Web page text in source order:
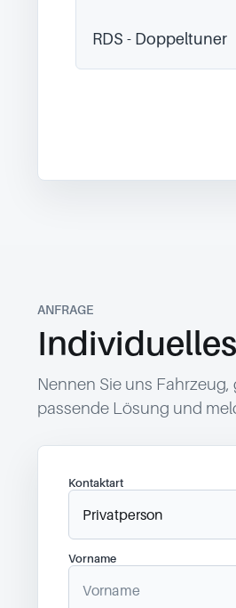
RDS - Doppeltuner
ANFRAGE
Nennen Sie uns
passende Lösung und
Kontaktart
Vorname